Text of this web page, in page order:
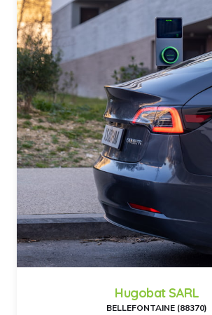
Hugobat SARL
BELLEFONTAINE (88370)